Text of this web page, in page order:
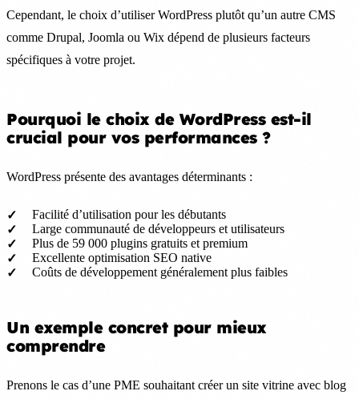
Cependant, le choix d’utiliser WordPress plutôt qu’un autre CMS
comme Drupal, Joomla ou Wix dépend de plusieurs facteurs
spécifiques à votre projet.
Pourquoi le choix de WordPress est-il
crucial pour vos performances ?
WordPress présente des avantages déterminants :
Facilité d’utilisation pour les débutants
Large communauté de développeurs et utilisateurs
Plus de 59 000 plugins gratuits et premium
Excellente optimisation SEO native
Coûts de développement généralement plus faibles
Un exemple concret pour mieux
comprendre
Prenons le cas d’une PME souhaitant créer un site vitrine avec blog